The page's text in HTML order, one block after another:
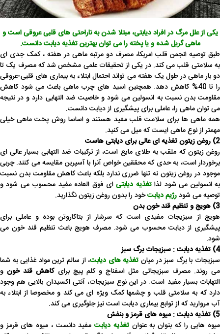
یکی از علل مرگ در افراد دیابتی، مبتلا شدن به ناراحتی های قلبی عروقی است و
ماهی گریل شده و یا پخته را می توان بهترین تغذیه دیابت دانست.
طبق توصیه انجمن قلب امریکا، مصرف دو مرتبه ماهی در هفته ، کمک جدی ای
به سلامتی قلب می کند. در یکی از تحقیقات علمی مشخص شد که مصرف یک تا
دو بار ماهی در طول یک هفته می تواند احتمال ابتلاء به بیماری های قلبی-عروقی
را تا 40% کاهش دهد. همچنین اسید های چرب ماهی باعث می شود کاهش
مقاومت بدن نسبت به انسولین می شود و خاصیت ضد التهابی دارد و در نتیجه
می توان ماهی را، عاملی برای پیشگیری از دیابت دانست.
همه ماهی ها برای سلامت قلب مفید هستند و اساسا روش پخت ماهی خیلی
مهمتر از نوع ماهی ایست که میل می کنید.
2) روغن زیتون تغذیه ای عالی برای دیابتی هاست
روغن زیتون که ملقب به طلای مایع است، از ترکیبات ضد التهابی بسیار عالی ای
برخوردار است، به حدی که محققین خواص آنرا با آسپرین مقایسه می کنند. چربی
موجود در روغن زیتون نه تنها ضرری ندارد بلکه باعث کاهش مقاومت بدن نسبت
به انسولین می شود لذاتغذیه دیابتیای فوق العاده مفید محسوب می شود و
توصیه می شودرژیم دیابتخود را بدون روغن زیتون نگذارید.
3) هویج و تنظیم قند خون بدن
هویج از سبزیجات مفیدی است که سرشار از بتاکاروتن بوده و عاملی برای
پیشگیری از دیابت محسوب می شود. مصرف هویج باعث تنظیم قند خون می
شود.
4) تغذیه دیابت : سبزیجات برگ سبز
سبزیجات با برگ سبز در میان تغذیه های دیابت، از سالم ترین مواد غذایی به شما
می روند. مصرف سبزیجاتی مثل اسفناج و کلم پیچ برایکاهش قند خونو
التهابات بسیار مفید است. در این نوع سبزیجات، آنتی اکسیدان بالایی هم وجود
دارد که به سلامتی قلب و چشمها کمک ویژه ای می کند و مخصوصا از ابتلاء به
آب مروارید که از توابع بیماری دیابت است نیز جلوگیری می کند.
5) تغذیه دیابت : میوه های قرمز و بنفش
میوه هایی را که بتوان به عنوانتغذیه دیابتمفید دانست ، میوه های قرمز و